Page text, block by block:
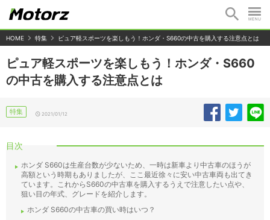
HOME 特集 ピュア軽スポーツを楽しもう！ホンダ・S660の中古を購入する注意点とは
ピュア軽スポーツを楽しもう！ホンダ・S660
の中古を購入する注意点とは
特集 2021/01/12
目次
ホンダ S660は生産台数が少ないため、一時は新車より中古車のほうが
高額という時期もありましたが、ここ最近徐々に安い中古車両も出てき
ています。これからS660の中古車を購入するうえで注意したい点や、
狙い目の年式、グレードを紹介します。
ホンダ S660の中古車の買い時はいつ？